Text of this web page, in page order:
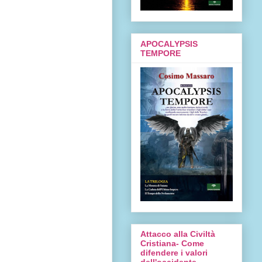
APOCALYPSIS
TEMPORE
Attacco alla Civiltà
Cristiana- Come
difendere i valori